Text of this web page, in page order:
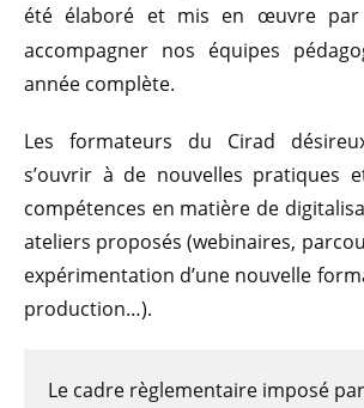
été élaboré et mis en œuvre par
accompagner nos équipes
année complète.
Les formateurs du Cirad
s’ouvrir à de nouvelles pratiques
compétences en matière de
ateliers proposés (webinaires,
expérimentation d’une nouvelle
production…).
Le cadre règlementaire imposé